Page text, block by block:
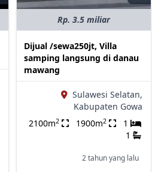
Rp. 3.5 miliar
Dijual /sewa250jt, Villa
samping langsung di danau
mawang
Sulawesi Selatan,
Kabupaten Gowa
2100m2 1900m2
1
1
2 tahun yang lalu